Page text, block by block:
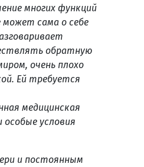
многих функций
может сама о себе
обратную
очень плохо
Ей требуется
медицинская
особые условия
и постоянным